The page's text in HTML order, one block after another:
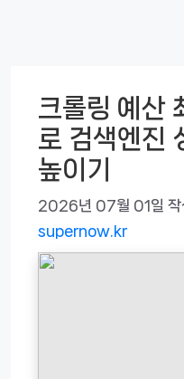
크롤링 예산
로 검색엔진
높이기
2026년 07월 01일 작
supernow.kr